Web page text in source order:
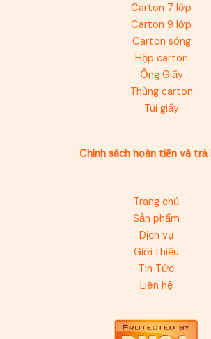
Carton 7 lớp
Carton 9 lớp
Carton sóng
Hộp carton
Ống Giấy
Thùng carton
Túi giấy
Chính sách hoàn tiền và trả
Trang chủ
Sản phẩm
Dịch vụ
Giới thiệu
Tin Tức
Liên hệ